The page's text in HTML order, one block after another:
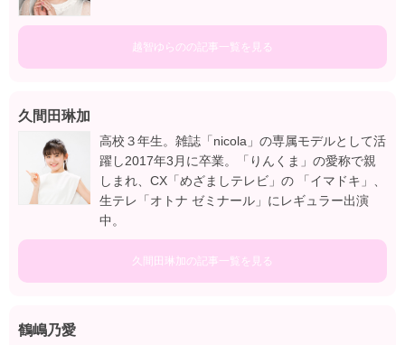
越智ゆらのの記事一覧を見る
久間田琳加
高校３年生。雑誌「nicola」の専属モデルとして活
躍し2017年3月に卒業。「りんくま」の愛称で親
しまれ、CX「めざましテレビ」の 「イマドキ」、
生テレ「オトナ ゼミナール」にレギュラー出演
中。
久間田琳加の記事一覧を見る
鶴嶋乃愛